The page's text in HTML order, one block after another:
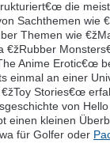
die
Sachthemen wie
Themen wie
€žRubber
Anime Erotic€œ
einmal an einer
Stories€œ
von
einen kleinen
für Golfer oder